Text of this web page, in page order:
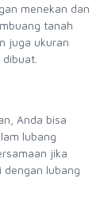
menekan dan
tanah
juga ukuran
Anda bisa
lubang
jika
dengan lubang